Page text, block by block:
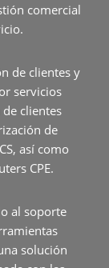
comercial
de clientes y
servicios
clientes
de
así como
CPE.
al soporte
solución